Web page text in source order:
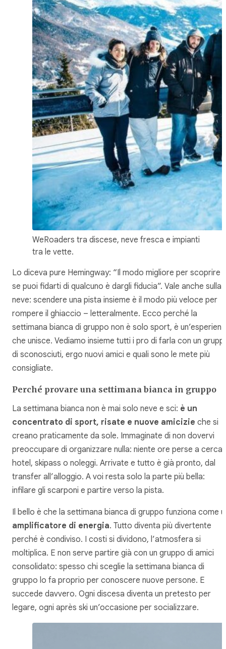
WeRoaders tra discese, neve fresca e impianti
tra le vette.
Lo diceva pure Hemingway: “Il modo migliore per scoprire
se puoi fidarti di qualcuno è dargli fiducia”. Vale anche sulla
neve: scendere una pista insieme è il modo più veloce per
rompere il ghiaccio – letteralmente. Ecco perché la
settimana bianca di gruppo non è solo sport, è
che unisce. Vediamo insieme tutti i pro di farla con un
di sconosciuti, ergo nuovi amici e quali sono le mete più
consigliate.
Perché provare una settimana bianca in gruppo
La settimana bianca non è mai solo neve e sci: è un
concentrato di sport, risate e nuove amicizie che si
creano praticamente da sole. Immaginate di non dovervi
preoccupare di organizzare nulla: niente ore perse a
hotel, skipass o noleggi. Arrivate e tutto è già pronto, dal
transfer all’alloggio. A voi resta solo la parte più bella:
infilare gli scarponi e partire verso la pista.
Il bello è che la settimana bianca di gruppo funziona come
amplificatore di energia. Tutto diventa più divertente
perché è condiviso. I costi si dividono, l’atmosfera si
moltiplica. E non serve partire già con un gruppo di amici
consolidato: spesso chi sceglie la settimana bianca di
gruppo lo fa proprio per conoscere nuove persone. E
succede davvero. Ogni discesa diventa un pretesto per
legare, ogni après ski un’occasione per socializzare.